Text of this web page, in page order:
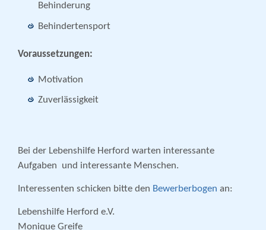
Behinderung
Behindertensport
Voraussetzungen:
Motivation
Zuverlässigkeit
Bei der Lebenshilfe Herford warten interessante
Aufgaben und interessante Menschen.
Interessenten schicken bitte den Bewerberbogen an:
Lebenshilfe Herford e.V.
Monique Greife